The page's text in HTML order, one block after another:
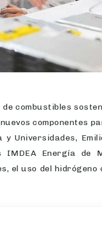
combustibles
componentes
Universidades,
Energía de
el uso del